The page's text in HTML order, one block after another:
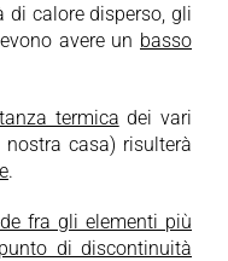
di calore disperso, gli
avere un basso
termica dei vari
casa) risulterà
.
fra gli elementi più
di discontinuità